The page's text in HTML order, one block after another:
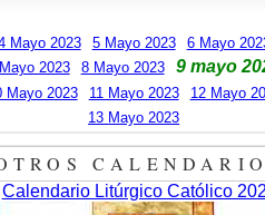
Mayo 2023 5 Mayo 2023
6 Mayo
2023
8 Mayo 2023 9 mayo
Mayo 2023 11 Mayo 2023
12 Mayo
13 Mayo 2023
Calendario Litúrgico Católico